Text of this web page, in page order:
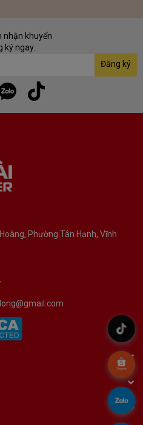
nhận khuyến
ký ngay.
Đăng ký
Phường Tân Hạnh, Vĩnh
.
.
.